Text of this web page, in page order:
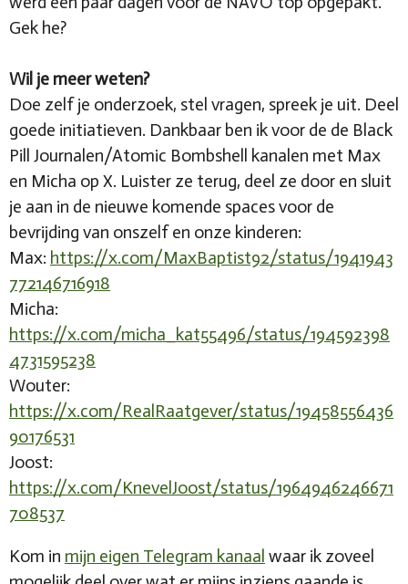
Gek he?
Wil je meer weten?
Doe zelf je onderzoek, stel vragen, spreek je uit. Deel
goede initiatieven. Dankbaar ben ik voor de de Black
Pill Journalen/Atomic Bombshell kanalen met Max
en Micha op X. Luister ze terug, deel ze door en sluit
je aan in de nieuwe komende spaces voor de
bevrijding van onszelf en onze kinderen:
Max: https://x.com/MaxBaptist92/status/1941943
772146716918
Micha:
https://x.com/micha_kat55496/status/194592398
4731595238
Wouter:
https://x.com/RealRaatgever/status/19458556436
90176531
Joost:
https://x.com/KnevelJoost/status/1964946246671
708537
Kom in mijn eigen Telegram kanaal waar ik zoveel